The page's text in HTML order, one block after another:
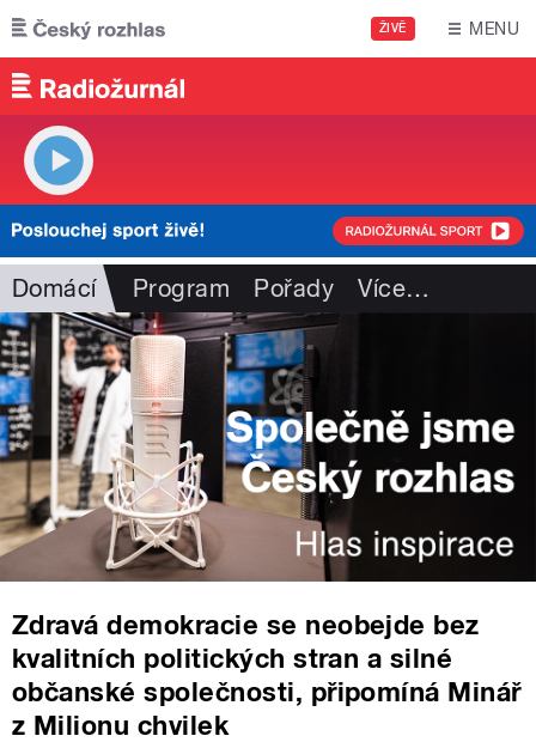
Přejít k hlavnímu obsahu
ŽIVĚ MENU
Domácí Program Pořady Více…
Zdravá demokracie se neobejde bez
kvalitních politických stran a silné
občanské společnosti, připomíná Minář
z Milionu chvilek